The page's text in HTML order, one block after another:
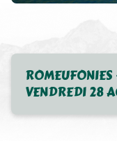
ROMEUFONIES
VENDREDI 28